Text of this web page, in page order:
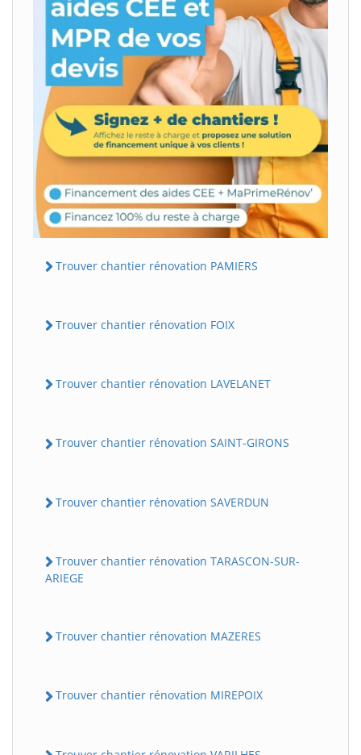
Trouver chantier rénovation PAMIERS
Trouver chantier rénovation FOIX
Trouver chantier rénovation LAVELANET
Trouver chantier rénovation SAINT-GIRONS
Trouver chantier rénovation SAVERDUN
Trouver chantier rénovation TARASCON-SUR-
ARIEGE
Trouver chantier rénovation MAZERES
Trouver chantier rénovation MIREPOIX